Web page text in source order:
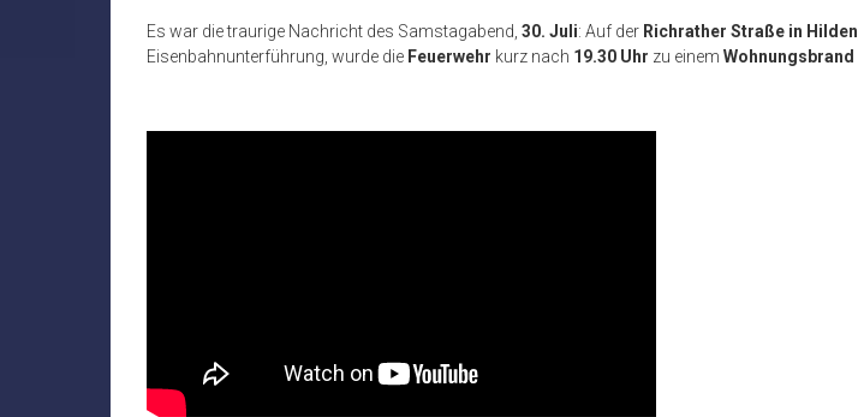
Es war die traurige Nachricht des Samstagabend, 30. Juli: Auf der Richrather Straße in Hilden
Eisenbahnunterführung, wurde die Feuerwehr kurz nach 19.30 Uhr zu einem Wohnungsbrand